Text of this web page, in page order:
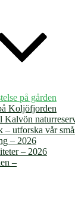
på gården
Koljöfjorden
Kalvön
– utforska vår
– 2026
– 2026
–